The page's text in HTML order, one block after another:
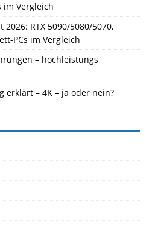
im Vergleich
2026: RTX 5090/5080/5070,
PCs im Vergleich
– hochleistungs
erklärt – 4K – ja oder nein?